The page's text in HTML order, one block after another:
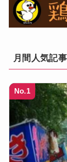
月間人気記
No.1